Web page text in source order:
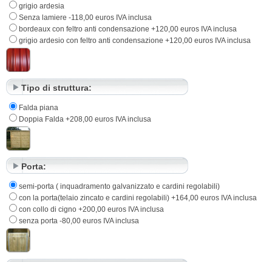
grigio ardesia
Senza lamiere -118,00 euros IVA inclusa
bordeaux con feltro anti condensazione +120,00 euros IVA inclusa
grigio ardesio con feltro anti condensazione +120,00 euros IVA inclusa
Tipo di struttura:
Falda piana
Doppia Falda +208,00 euros IVA inclusa
Porta:
semi-porta ( inquadramento galvanizzato e cardini regolabili)
con la porta(telaio zincato e cardini regolabili) +164,00 euros IVA inclusa
con collo di cigno +200,00 euros IVA inclusa
senza porta -80,00 euros IVA inclusa